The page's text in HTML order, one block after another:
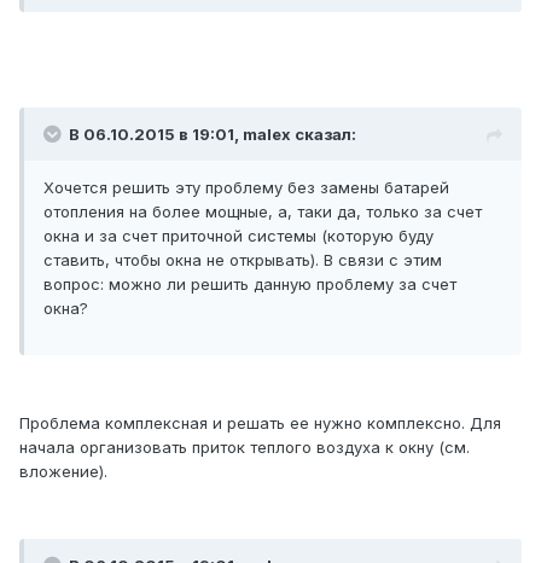
В 06.10.2015 в 19:01, malex сказал:
Хочется решить эту проблему без замены батарей
отопления на более мощные, а, таки да, только за счет
окна и за счет приточной системы (которую буду
ставить, чтобы окна не открывать). В связи с этим
вопрос: можно ли решить данную проблему за счет
окна?
Проблема комплексная и решать ее нужно комплексно. Для
начала организовать приток теплого воздуха к окну (см.
вложение).